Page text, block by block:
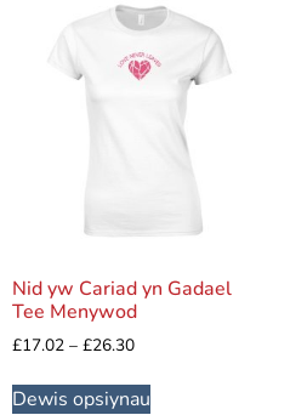
Nid yw Cariad yn Gadael
Tee Menywod
£17.02 – £26.30
Dewis opsiynau